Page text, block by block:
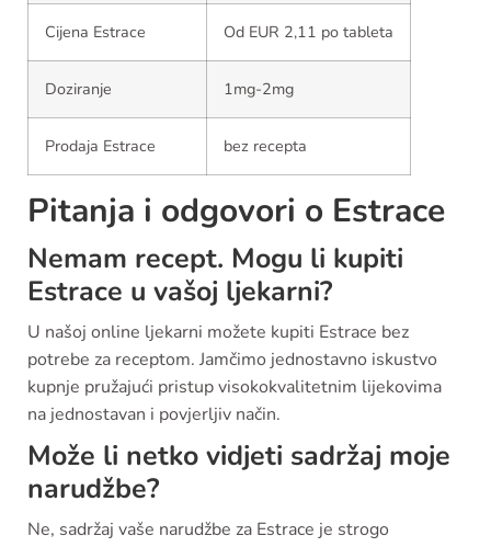
Cijena Estrace Od EUR 2,11 po tableta
Doziranje 1mg-2mg
Prodaja Estrace bez recepta
Pitanja i odgovori o Estrace
Nemam recept. Mogu li kupiti
Estrace u vašoj ljekarni?
U našoj online ljekarni možete kupiti Estrace bez
potrebe za receptom. Jamčimo jednostavno iskustvo
kupnje pružajući pristup visokokvalitetnim lijekovima
na jednostavan i povjerljiv način.
Može li netko vidjeti sadržaj moje
narudžbe?
Ne, sadržaj vaše narudžbe za Estrace je strogo